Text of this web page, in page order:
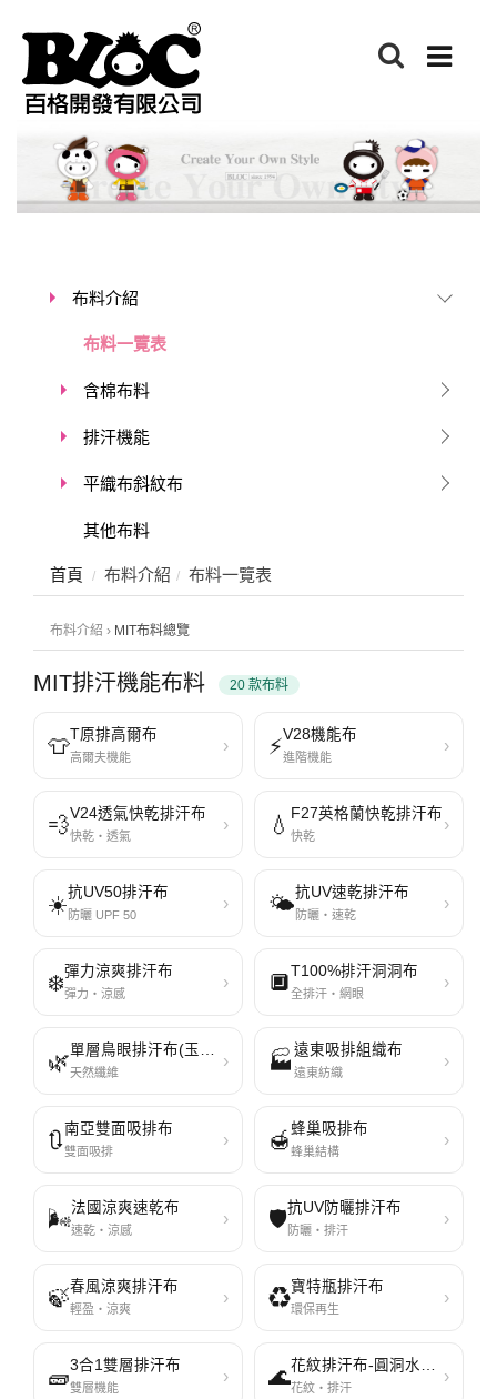
布料介紹
布料一覽表
含棉布料
排汗機能
平織布斜紋布
其他布料
首頁 布料介紹 布料一覽表
布料介紹 › MIT布料總覽
MIT排汗機能布料 20 款布料
👕T原排高爾布
高爾夫機能
› ⚡V28機能布
進階機能
›
💨V24透氣快乾排汗布
快乾・透氣
› 💧 F27英格蘭快乾排汗布
快乾
›
☀️抗UV50排汗布
防曬 UPF 50
› 🌤️抗UV速乾排汗布
防曬・速乾
›
❄️彈力涼爽排汗布
彈力・涼感
› 🔲T100%排汗洞洞布
全排汗・網眼
›
🌿 單層鳥眼排汗布(玉米布)
天然纖維
› 🏭 遠東吸排組織布
遠東紡織
›
🔃南亞雙面吸排布
雙面吸排
› 🍯蜂巢吸排布
蜂巢結構
›
🌬️法國涼爽速乾布
速乾・涼感
› 🛡️抗UV防曬排汗布
防曬・排汗
›
🍃春風涼爽排汗布
輕盈・涼爽
› ♻️寶特瓶排汗布
環保再生
›
🧱3合1雙層排汗布
雙層機能
› 🌊 花紋排汗布-圓洞水波系列1609
花紋・排汗
›